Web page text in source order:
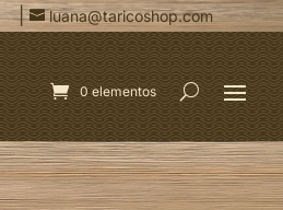
| luana@taricoshop.com
0 elementos